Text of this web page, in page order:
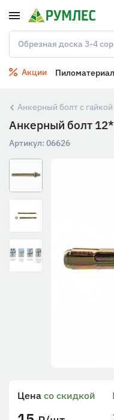
Акции
Анкерный болт с гайкой
Анкерный болт
Артикул: 06626
Цена со скидкой